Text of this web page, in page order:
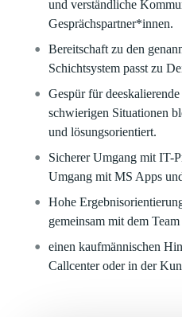
und verständliche
Gesprächspartner*innen.
Bereitschaft zu den
Schichtsystem passt zu
Gespür für
schwierigen Situationen
und lösungsorientiert.
Sicherer Umgang mit IT-
Umgang mit MS Apps
Hohe
gemeinsam mit dem
einen kaufmännischen
Callcenter oder in der